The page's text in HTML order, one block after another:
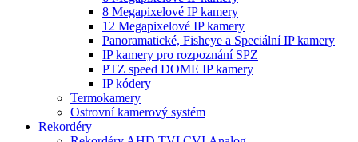
8 Megapixelové IP kamery
12 Megapixelové IP kamery
Panoramatické, Fisheye a Speciální IP kamery
IP kamery pro rozpoznání SPZ
PTZ speed DOME IP kamery
IP kódery
Termokamery
Ostrovní kamerový systém
Rekordéry